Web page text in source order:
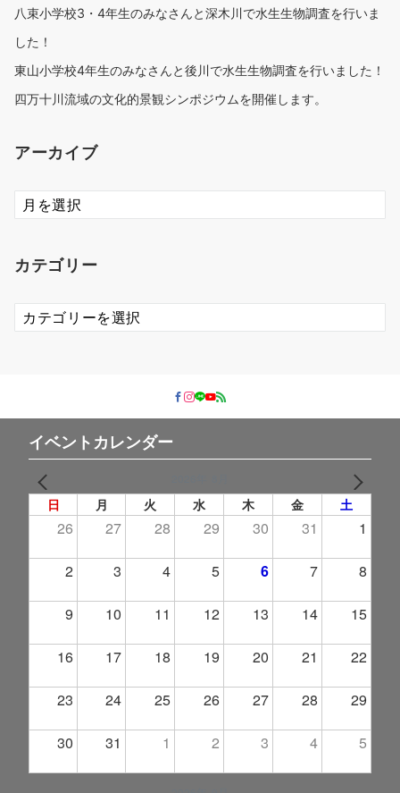
八束小学校3・4年生のみなさんと深木川で水生生物調査を行いま
した！
東山小学校4年生のみなさんと後川で水生生物調査を行いました！
四万十川流域の文化的景観シンポジウムを開催します。
アーカイブ
ア
ー
ブ
カテゴリー
カ
テ
イベントカレンダー
日 月 火 水 木 金 土
26 27 28 29 30 31 1
2 3 4 5 6 7 8
9 10 11 12 13 14 15
16 17 18 19 20 21 22
23 24 25 26 27 28 29
30 31 1 2 3 4 5